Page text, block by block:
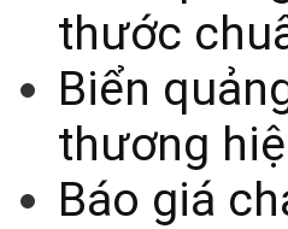
thước
Biển
thương
Báo giá